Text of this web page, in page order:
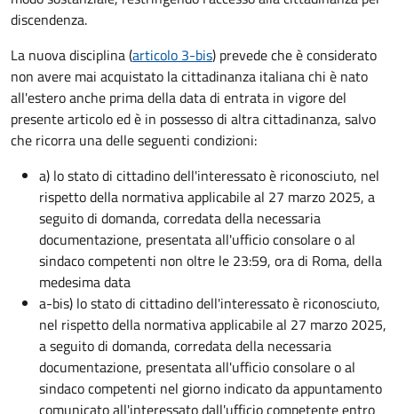
discendenza.
La nuova disciplina (articolo 3-bis) prevede cheèconsiderato
non avere mai acquistato la cittadinanza italiana chi è nato
all'estero anche prima della data di entrata in vigore del
presente articolo ed è in possesso di altra cittadinanza, salvo
che ricorra una delle seguenti condizioni:
a) lo stato di cittadino dell'interessato è riconosciuto, nel
rispetto della normativa applicabile al 27 marzo 2025, a
seguito di domanda, corredata della necessaria
documentazione, presentata all'ufficio consolare o al
sindaco competenti non oltre le 23:59, ora di Roma, della
medesima data
a-bis) lo stato di cittadino dell'interessato è riconosciuto,
nel rispetto della normativa applicabile al 27 marzo 2025,
a seguito di domanda, corredata della necessaria
documentazione, presentata all'ufficio consolare o al
sindaco competenti nel giorno indicato da appuntamento
comunicato all'interessato dall'ufficio competente entro